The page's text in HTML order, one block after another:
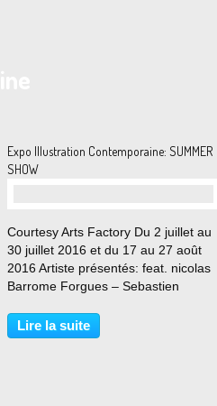
Expo Illustration Contemporaine: SUMMER
SHOW
Courtesy Arts Factory Du 2 juillet au
30 juillet 2016 et du 17 au 27 août
2016 Artiste présentés: feat. nicolas
Barrome Forgues – Sebastien
et Jean-Michel Ouvry. Pour son
traditionnel Summer Show, Arts
Lire la suite